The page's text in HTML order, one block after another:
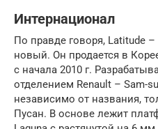
Интернационал
По правде говоря, Latitude
новый. Он продается в
с начала 2010 г.
отделением Renault – Sam-
независимо от названия,
Пусан. В основе лежит